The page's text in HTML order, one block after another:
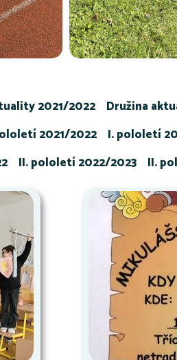
2021/2022 Družina
2021/2022 I. pololetí
II. pololetí 2022/2023 II.